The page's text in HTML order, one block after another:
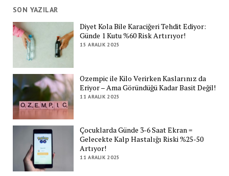
SON YAZILAR
Diyet Kola Bile Karaciğeri Tehdit Ediyor:
Günde 1 Kutu %60 Risk Artırıyor!
15 ARALIK 2025
Ozempic ile Kilo Verirken Kaslarınız da
Eriyor – Ama Göründüğü Kadar Basit Değil!
11 ARALIK 2025
Çocuklarda Günde 3-6 Saat Ekran =
Gelecekte Kalp Hastalığı Riski %25-50
Artıyor!
11 ARALIK 2025